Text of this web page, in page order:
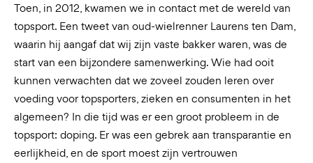
Toen, in 2012, kwamen we in contact met de wereld van
topsport. Een tweet van oud-wielrenner Laurens ten Dam,
waarin hij aangaf dat wij zijn vaste bakker waren, was de
start van een bijzondere samenwerking. Wie had ooit
kunnen verwachten dat we zoveel zouden leren over
voeding voor topsporters, zieken en consumenten in het
algemeen? In die tijd was er een groot probleem in de
topsport: doping. Er was een gebrek aan transparantie en
eerlijkheid, en de sport moest zijn vertrouwen